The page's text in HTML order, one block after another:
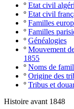
º Etat civil
º Etat civil
º Familles
º Familles
º Généalogies
º Mouvement
1855
º Noms de
º Origine des
º Tribus et
Histoire avant 1848